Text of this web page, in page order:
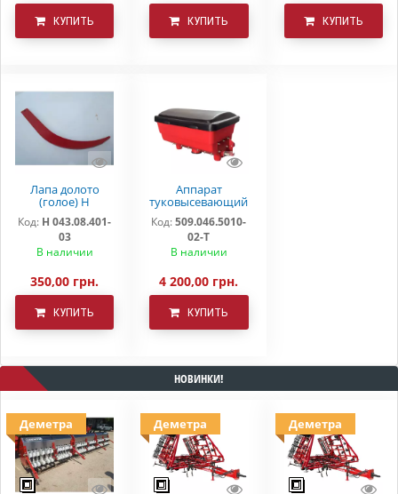
КУПИТЬ КУПИТЬ КУПИТЬ
Лапа долото
(голое) Н
043.08.401-03
Код: Н 043.08.401-
03
В наличии
350,00 грн.
КУПИТЬ
Аппарат
туковысевающий
509.046.5010-02-Т
Код: 509.046.5010-
02-Т
В наличии
4 200,00 грн.
КУПИТЬ
НОВИНКИ!
Деметра Деметра Деметра